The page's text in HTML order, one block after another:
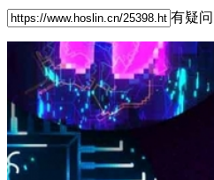
有疑